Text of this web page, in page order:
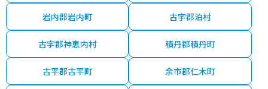
岩内郡岩内町 古宇郡泊村
古宇郡神恵内村 積丹郡積丹町
古平郡古平町 余市郡仁木町